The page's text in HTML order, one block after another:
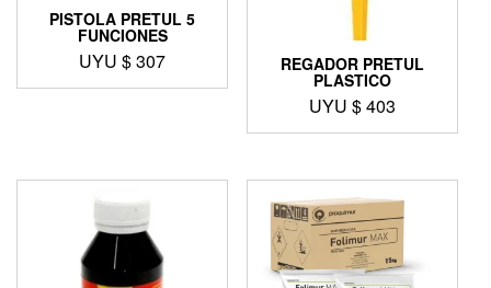
PISTOLA PRETUL 5
FUNCIONES
UYU $307 REGADOR PRETUL
PLASTICO
UYU $403